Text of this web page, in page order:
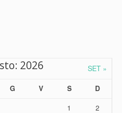
SET »
2026
G V S
D
1
2